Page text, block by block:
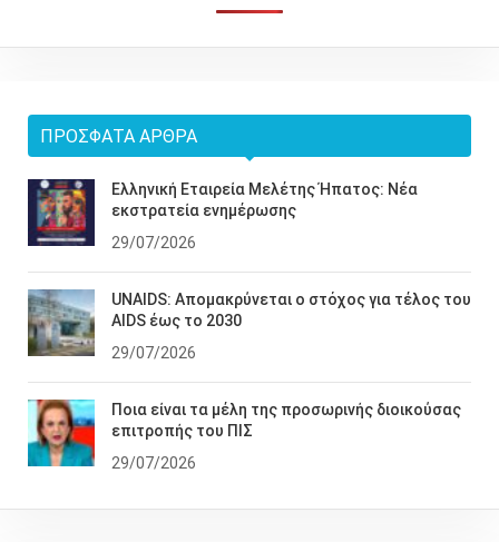
ΠΡΌΣΦΑΤΑ ΆΡΘΡΑ
Ελληνική Εταιρεία Μελέτης Ήπατος: Νέα
εκστρατεία ενημέρωσης
29/07/2026
UNAIDS: Απομακρύνεται ο στόχος για τέλος του
AIDS έως το 2030
29/07/2026
Ποια είναι τα μέλη της προσωρινής διοικούσας
επιτροπής του ΠΙΣ
29/07/2026